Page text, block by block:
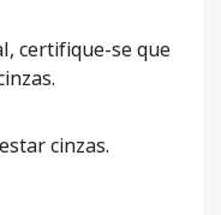
certifique-se que
cinzas.